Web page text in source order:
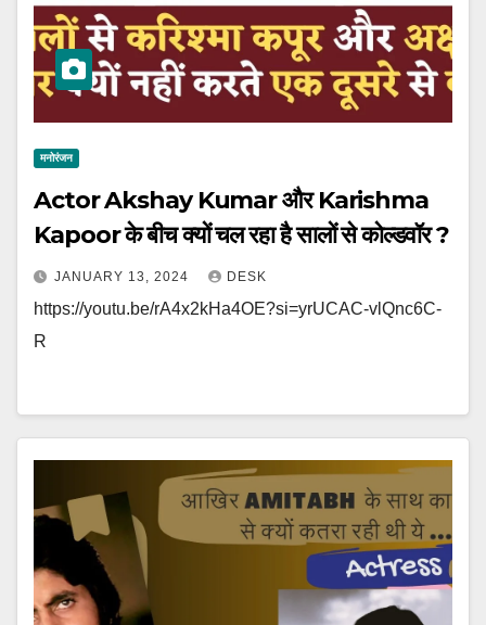
मनोरंजन
Actor Akshay Kumar और Karishma
Kapoor के बीच क्‍यों चल रहा है सालों से कोल्‍डवॉर ?
JANUARY 13, 2024 DESK
https://youtu.be/rA4x2kHa4OE?si=yrUCAC-vlQnc6C-
R